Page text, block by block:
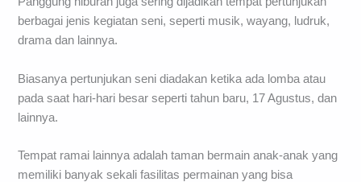
berbagai jenis kegiatan seni, seperti musik, wayang, ludruk,
drama dan lainnya.
Biasanya pertunjukan seni diadakan ketika ada lomba atau
pada saat hari-hari besar seperti tahun baru, 17 Agustus, dan
lainnya.
Tempat ramai lainnya adalah taman bermain anak-anak yang
memiliki banyak sekali fasilitas permainan yang bisa